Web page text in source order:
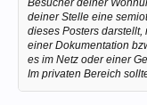
deiner Stelle eine
dieses Posters darstellt,
einer Dokumentation
es im Netz oder einer
Im privaten Bereich